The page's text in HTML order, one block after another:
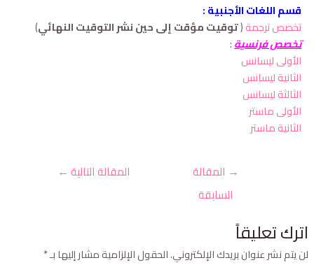
قسم اللغات الأجنبية :
تخصص ترجمة(توقيت مؤقت إلى حين نشر التوقيت النهائي)
تخصص فرنسية:
الأولى ليسانس
الثانية ليسانس
الثالثة ليسانس
الأولى ماستر
الثانية ماستر
→المقالة
السابقة
المقالة التالية←
تعليقاً
يتم نشر عنوان بريدك الإلكتروني.الحقول الإلزامية مشار إليها بـ*